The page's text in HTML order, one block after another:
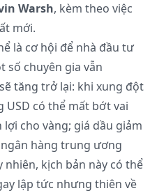
Warsh, kèm theo việc
mới.
là cơ hội để nhà đầu tư
số chuyên gia vẫn
tăng trở lại: khi xung đột
USD có thể mất bớt vai
cho vàng; giá dầu giảm
hàng trung ương
nhiên, kịch bản này có thể
lập tức nhưng thiên về